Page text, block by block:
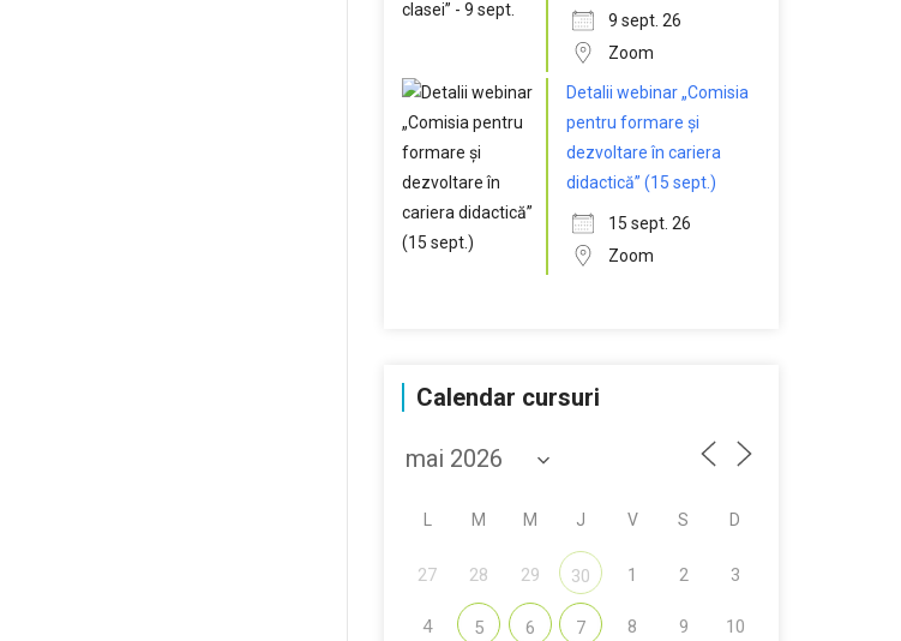
9 sept. 26
Zoom
Detalii webinar „Comisia
pentru formare și
dezvoltare în cariera
didactică” (15 sept.)
15 sept. 26
Zoom
Calendar cursuri
M M J V S D
27 28 29 30 1 2 3
4 5 6 7 8 9 10